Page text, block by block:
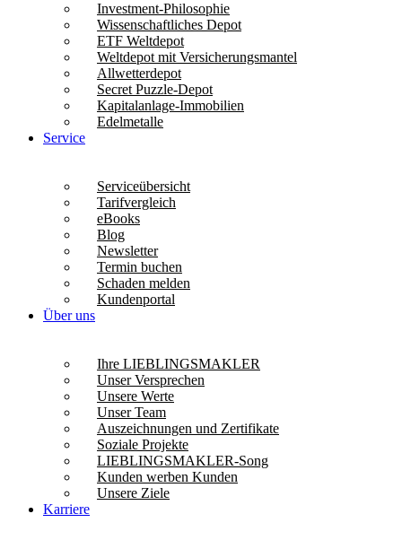
Investment-Philosophie
Wissenschaftliches Depot
ETF Weltdepot
Weltdepot mit Versicherungsmantel
Allwetterdepot
Secret Puzzle-Depot
Kapitalanlage-Immobilien
Edelmetalle
Service
Serviceübersicht
Tarifvergleich
eBooks
Blog
Newsletter
Termin buchen
Schaden melden
Kundenportal
Über uns
Ihre LIEBLINGSMAKLER
Unser Versprechen
Unsere Werte
Unser Team
Auszeichnungen und Zertifikate
Soziale Projekte
LIEBLINGSMAKLER-Song
Kunden werben Kunden
Unsere Ziele
Karriere